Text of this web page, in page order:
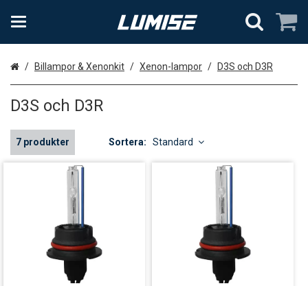
HemBillampor & Xenonkit Xenon-lampor D3S och D3R
D3S och D3R
7 produkter Sortera: Standard